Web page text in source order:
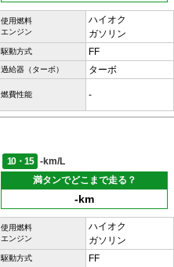
使用燃料
エンジン
ハイオク
ガソリン
駆動方式 FF
過給器（ターボ） ターボ
燃費性能 -
10・15
-km/L
満タンでどこまで走る？
-km
使用燃料
エンジン
ハイオク
ガソリン
駆動方式 FF